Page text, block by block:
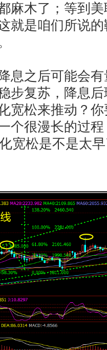
麻木了；等到
就是咱们所说
之后可能会有
步复苏，降息
宽松来推动？
个很漫长的过
宽松是不是太